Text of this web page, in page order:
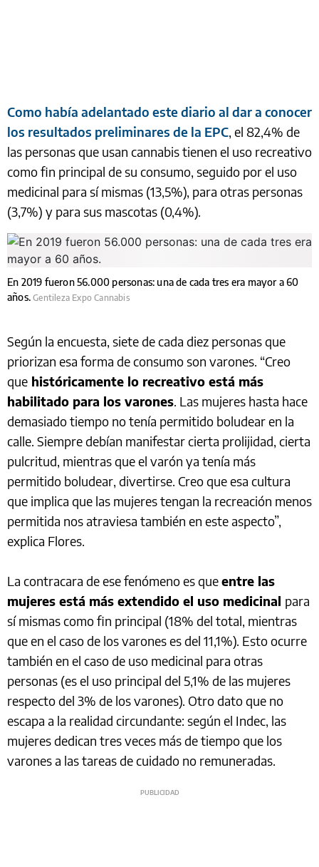
Como había adelantado este diario al dar a conocer
los resultados preliminares de la EPC, el 82,4% de
las personas que usan cannabis tienen el uso recreativo
como fin principal de su consumo, seguido por el uso
medicinal para sí mismas (13,5%), para otras personas
(3,7%) y para sus mascotas (0,4%).
En 2019 fueron 56.000 personas: una de cada tres era mayor a 60
años.Gentileza Expo Cannabis
Según la encuesta, siete de cada diez personas que
priorizan esa forma de consumo son varones. “Creo
que históricamente lo recreativo está más
habilitado para los varones. Las mujeres hasta hace
demasiado tiempo no tenía permitido boludear en la
calle. Siempre debían manifestar cierta prolijidad, cierta
pulcritud, mientras que el varón ya tenía más
permitido boludear, divertirse. Creo que esa cultura
que implica que las mujeres tengan la recreación menos
permitida nos atraviesa también en este aspecto”,
explica Flores.
La contracara de ese fenómeno es queentre las
mujeres está más extendido el uso medicinal para
sí mismas como fin principal (18% del total, mientras
que en el caso de los varones es del 11,1%). Esto ocurre
también en el caso de uso medicinal para otras
personas (es el uso principal del 5,1% de las mujeres
respecto del 3% de los varones). Otro dato que no
escapa a la realidad circundante: según el Indec, las
mujeres dedican tres veces más de tiempo que los
varones a las tareas de cuidado no remuneradas.